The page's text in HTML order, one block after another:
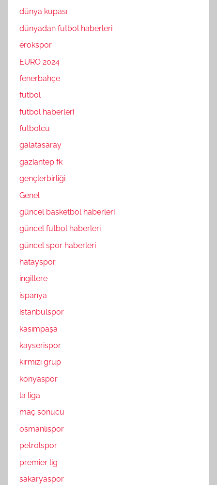
dünya kupası
dünyadan futbol haberleri
erokspor
EURO 2024
fenerbahçe
futbol
futbol haberleri
futbolcu
galatasaray
gaziantep fk
gençlerbirliği
Genel
güncel basketbol haberleri
güncel futbol haberleri
güncel spor haberleri
hatayspor
ingiltere
ispanya
istanbulspor
kasımpaşa
kayserispor
kırmızı grup
konyaspor
la liga
maç sonucu
osmanlıspor
petrolspor
premier lig
sakaryaspor